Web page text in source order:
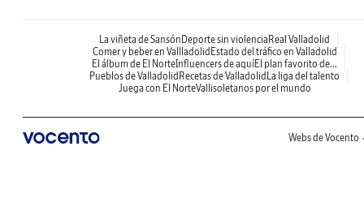
La viñeta de Sansón Deporte sin violencia Real Valladolid
Comer y beber en Vallladolid Estado del tráfico en Valladolid
El álbum de El NorteInfluencers de aquíEl plan favorito de...
Pueblos de Valladolid Recetas de Valladolid La liga del talento
Juega con El NorteVallisoletanos por el mundo
Webs de Vocento